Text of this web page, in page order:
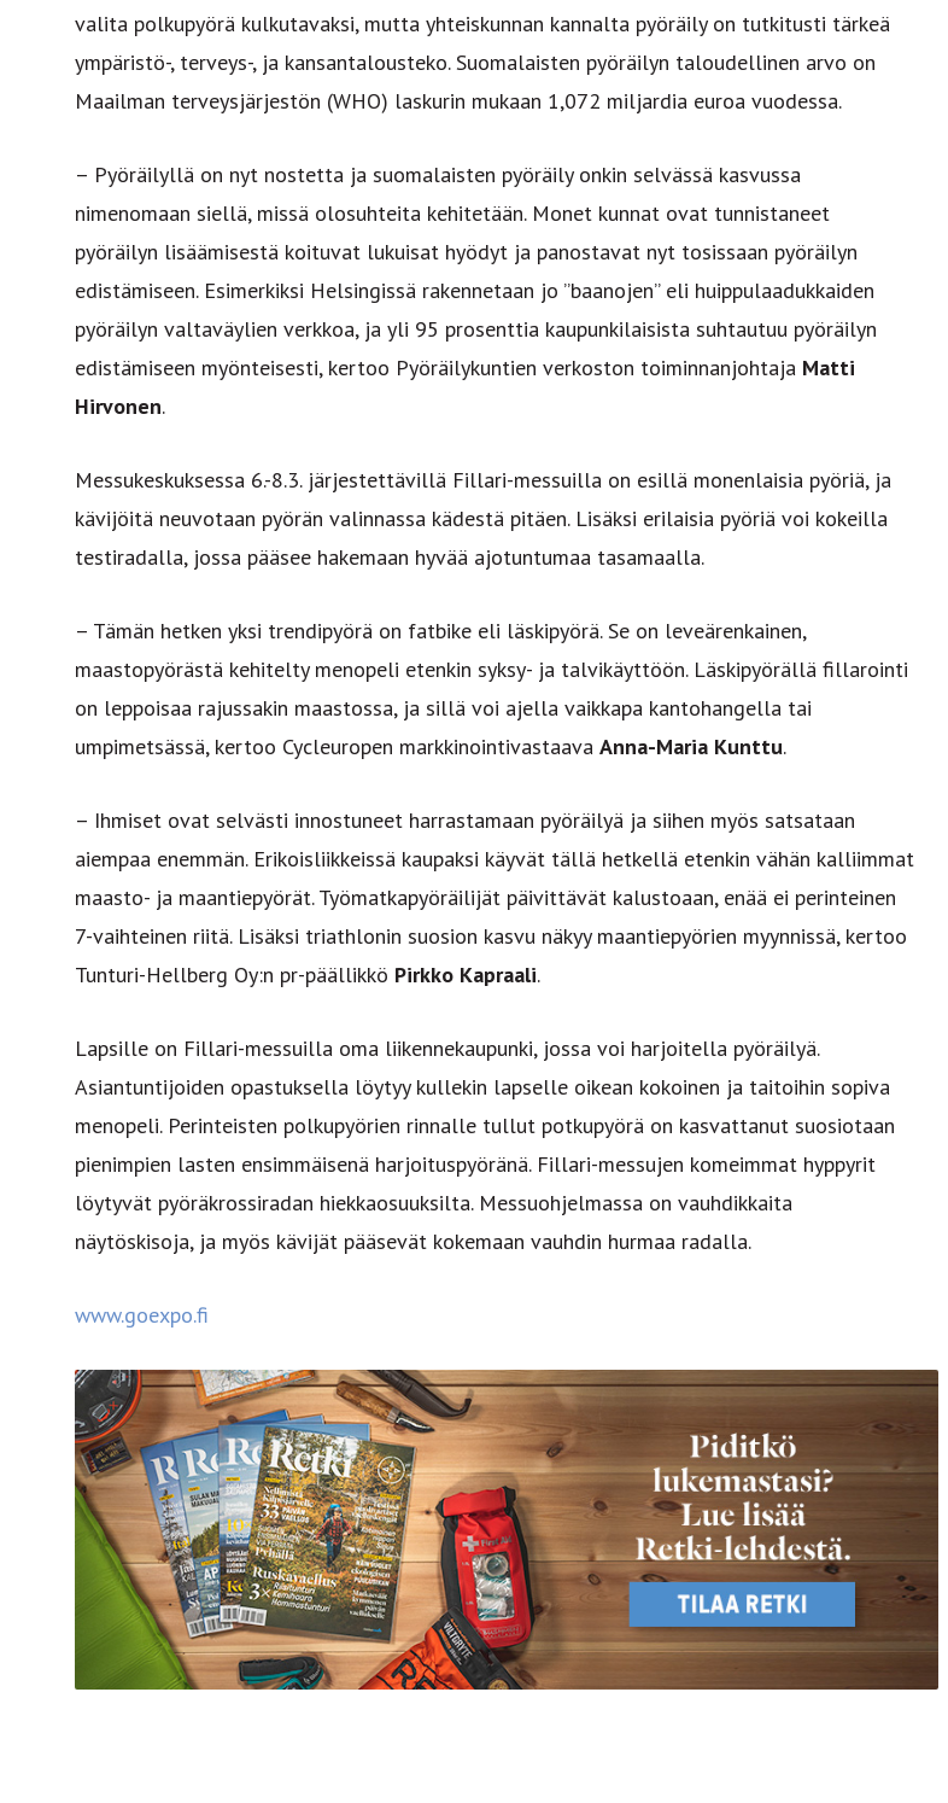
valita polkupyörä kulkutavaksi, mutta yhteiskunnan kannalta pyöräily on tutkitusti tärkeä
ympäristö-, terveys-, ja kansantalousteko. Suomalaisten pyöräilyn taloudellinen arvo on
Maailman terveysjärjestön (WHO) laskurin mukaan 1,072 miljardia euroa vuodessa.
– Pyöräilyllä on nyt nostetta ja suomalaisten pyöräily onkin selvässä kasvussa
nimenomaan siellä, missä olosuhteita kehitetään. Monet kunnat ovat tunnistaneet
pyöräilyn lisäämisestä koituvat lukuisat hyödyt ja panostavat nyt tosissaan pyöräilyn
edistämiseen. Esimerkiksi Helsingissä rakennetaan jo ”baanojen” eli huippulaadukkaiden
pyöräilyn valtaväylien verkkoa, ja yli 95 prosenttia kaupunkilaisista suhtautuu pyöräilyn
edistämiseen myönteisesti, kertoo Pyöräilykuntien verkoston toiminnanjohtaja Matti
Hirvonen.
Messukeskuksessa 6.-8.3. järjestettävillä Fillari-messuilla on esillä monenlaisia pyöriä, ja
kävijöitä neuvotaan pyörän valinnassa kädestä pitäen. Lisäksi erilaisia pyöriä voi kokeilla
testiradalla, jossa pääsee hakemaan hyvää ajotuntumaa tasamaalla.
– Tämän hetken yksi trendipyörä on fatbike eli läskipyörä. Se on leveärenkainen,
maastopyörästä kehitelty menopeli etenkin syksy- ja talvikäyttöön. Läskipyörällä fillarointi
on leppoisaa rajussakin maastossa, ja sillä voi ajella vaikkapa kantohangella tai
umpimetsässä, kertoo Cycleuropen markkinointivastaava Anna-Maria Kunttu.
– Ihmiset ovat selvästi innostuneet harrastamaan pyöräilyä ja siihen myös satsataan
aiempaa enemmän. Erikoisliikkeissä kaupaksi käyvät tällä hetkellä etenkin vähän kalliimmat
maasto- ja maantiepyörät. Työmatkapyöräilijät päivittävät kalustoaan, enää ei perinteinen
7-vaihteinen riitä. Lisäksi triathlonin suosion kasvu näkyy maantiepyörien myynnissä, kertoo
Tunturi-Hellberg Oy:n pr-päällikkö Pirkko Kapraali.
Lapsille on Fillari-messuilla oma liikennekaupunki, jossa voi harjoitella pyöräilyä.
Asiantuntijoiden opastuksella löytyy kullekin lapselle oikean kokoinen ja taitoihin sopiva
menopeli. Perinteisten polkupyörien rinnalle tullut potkupyörä on kasvattanut suosiotaan
pienimpien lasten ensimmäisenä harjoituspyöränä. Fillari-messujen komeimmat hyppyrit
löytyvät pyöräkrossiradan hiekkaosuuksilta. Messuohjelmassa on vauhdikkaita
näytöskisoja, ja myös kävijät pääsevät kokemaan vauhdin hurmaa radalla.
www.goexpo.fi